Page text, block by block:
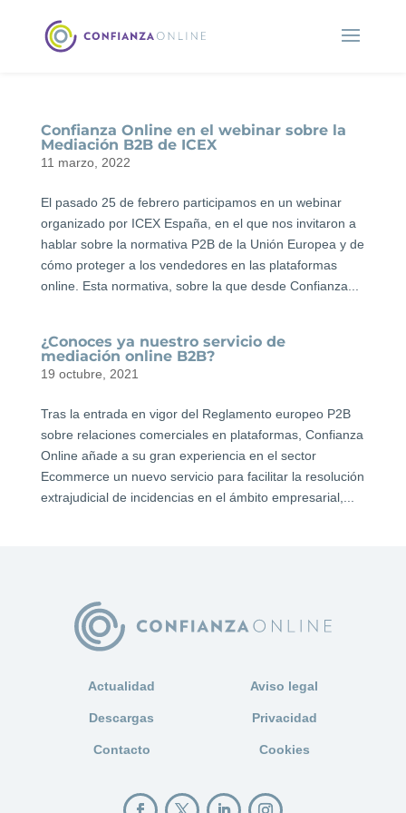
Confianza Online en el webinar sobre la
Mediación B2B de ICEX
11 marzo, 2022
El pasado 25 de febrero participamos en un webinar
organizado por ICEX España, en el que nos invitaron a
hablar sobre la normativa P2B de la Unión Europea y de
cómo proteger a los vendedores en las plataformas
online. Esta normativa, sobre la que desde Confianza...
¿Conoces ya nuestro servicio de
mediación online B2B?
19 octubre, 2021
Tras la entrada en vigor del Reglamento europeo P2B
sobre relaciones comerciales en plataformas, Confianza
Online añade a su gran experiencia en el sector
Ecommerce un nuevo servicio para facilitar la resolución
extrajudicial de incidencias en el ámbito empresarial,...
Actualidad
Descargas
Contacto
Aviso legal
Privacidad
Cookies